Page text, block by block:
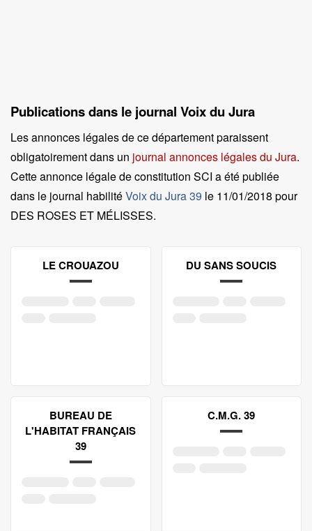
Publications dans le journal Voix du Jura
Les annonces légales de ce département paraissent
obligatoirement dans un journal annonces légales du Jura.
Cette annonce légale de constitution SCI a été publiée
dans le journal habilitéVoix du Jura 39 le 11/01/2018 pour
DES ROSES ET MÉLISSES.
LE CROUAZOU DU SANS SOUCIS
BUREAU DE
L'HABITAT FRANÇAIS
39
C.M.G. 39